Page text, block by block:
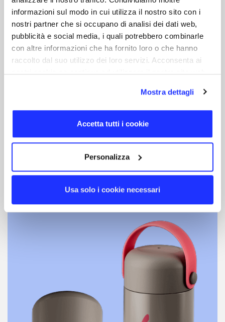
informazioni sul modo in cui utilizza il nostro sito con i
nostri partner che si occupano di analisi dei dati web,
pubblicità e social media, i quali potrebbero combinarle
con altre informazioni che ha fornito loro o che hanno
raccolto dal suo utilizzo dei loro servizi. Acconsenta ai
nostri cookie se continua ad utilizzare il nostro sito web.
Mostra dettagli
Accetta tutti i cookie
Personalizza
Usa solo i cookie necessari
Personnalisable
Vous pouvez personnaliser le produit
avec votre logo grâce à la gravure au
laser ou à l'impression numérique.